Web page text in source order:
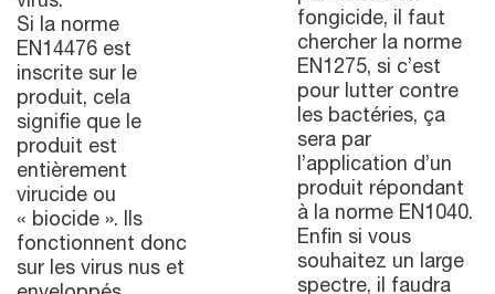
Si la norme
EN14476 est
inscrite sur le
produit, cela
signifie que le
produit est
entièrement
virucide ou
« biocide ». Ils
fonctionnent donc
sur les virus nus et
fongicide, il faut
chercher la norme
EN1275, si c’est
pour lutter contre
les bactéries, ça
sera par
l’application d’un
produit répondant
à la norme EN1040.
Enfin si vous
souhaitez un large
spectre, il faudra